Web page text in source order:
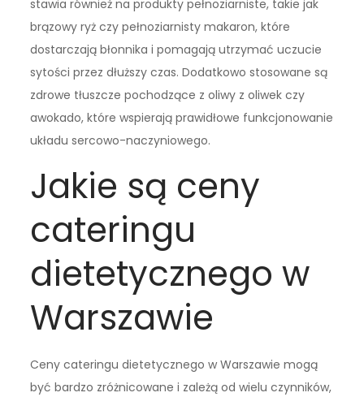
stawia również na produkty pełnoziarniste, takie jak
brązowy ryż czy pełnoziarnisty makaron, które
dostarczają błonnika i pomagają utrzymać uczucie
sytości przez dłuższy czas. Dodatkowo stosowane są
zdrowe tłuszcze pochodzące z oliwy z oliwek czy
awokado, które wspierają prawidłowe funkcjonowanie
układu sercowo-naczyniowego.
Jakie są ceny
cateringu
dietetycznego w
Warszawie
Ceny cateringu dietetycznego w Warszawie mogą
być bardzo zróżnicowane i zależą od wielu czynników,